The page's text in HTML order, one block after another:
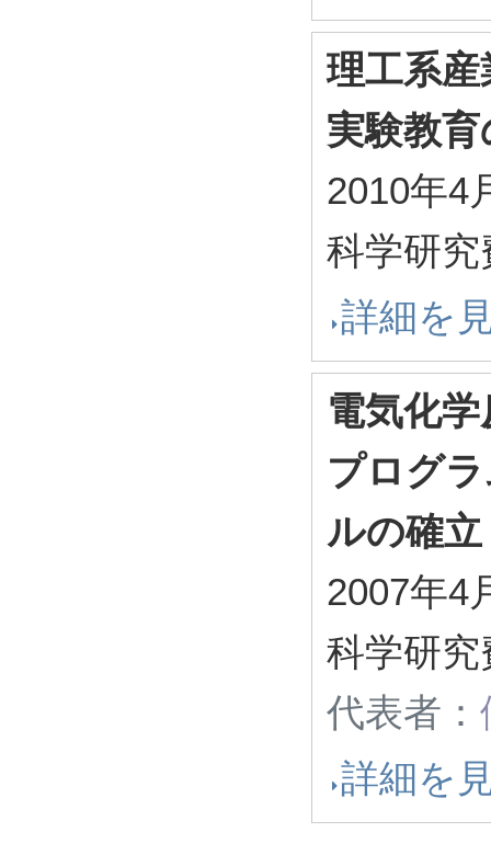
理工系
実験教
2010年4
科学研
詳細を
電気化
プログ
ルの確立
2007年4
科学研
代表者：
詳細を